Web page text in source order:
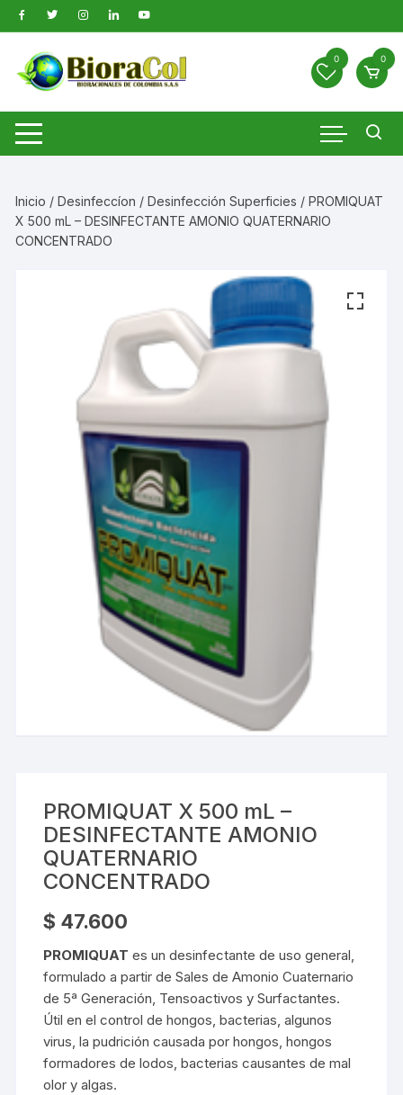
Saltar
al
contenido
0 0
Inicio /Desinfeccíon /Desinfección Superficies / PROMIQUAT
X 500 mL – DESINFECTANTE AMONIO QUATERNARIO
CONCENTRADO
PROMIQUAT X 500 mL –
DESINFECTANTE AMONIO
QUATERNARIO
CONCENTRADO
$ 47.600
PROMIQUAT es un desinfectante de uso general,
formulado a partir de Sales de Amonio Cuaternario
de 5ª Generación, Tensoactivos y Surfactantes.
Útil en el control de hongos, bacterias, algunos
virus, la pudrición causada por hongos, hongos
formadores de lodos, bacterias causantes de mal
olor y algas.